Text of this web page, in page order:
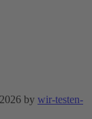
by wir-testen-